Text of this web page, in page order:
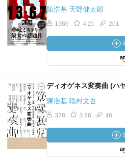
陳浩基 天野健太郎
1385 4.21 201
ディオゲネス変奏曲 (ハ
陳浩基 稲村文吾
378 3.86 46